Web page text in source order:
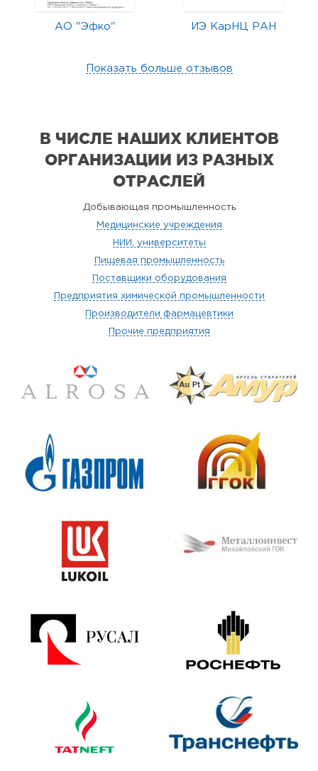
АО "Эфко" ИЭ КарНЦ РАН
Показать больше отзывов
В ЧИСЛЕ НАШИХ КЛИЕНТОВ
ОРГАНИЗАЦИИ ИЗ РАЗНЫХ
ОТРАСЛЕЙ
Добывающая промышленность
Медицинские учреждения
НИИ, университеты
Пищевая промышленность
Поставщики оборудования
Предприятия химической промышленности
Производители фармацевтики
Прочие предприятия